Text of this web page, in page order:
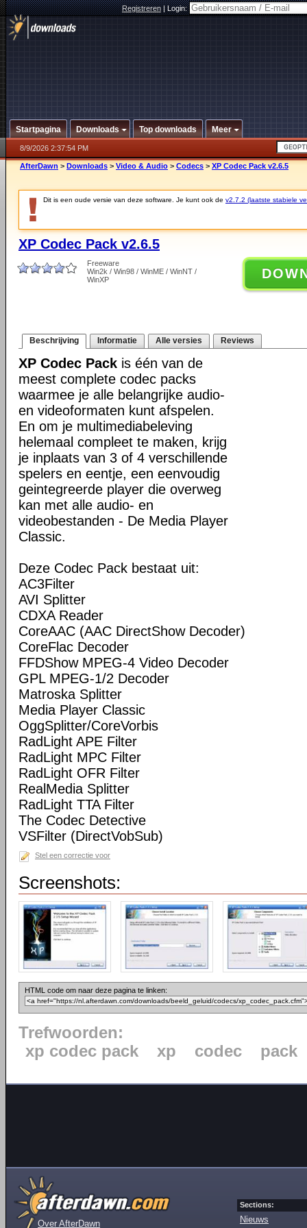
Registreren|Login:
Startpagina Downloads Top downloads Meer
8/9/2026 2:37:54 PM
AfterDawn > Downloads > Video & Audio > Codecs > XP Codec Pack v2.6.5
Dit is een oude versie van deze software. Je kunt ook de v2.7.2 (laatste stabiele
XP Codec Pack v2.6.5
Freeware
Win2k / Win98 / WinME / WinNT /
WinXP
Beschrijving Informatie Alle versies Reviews
XP Codec Pack is één van de
meest complete codec packs
waarmee je alle belangrijke audio-
en videoformaten kunt afspelen.
En om je multimediabeleving
helemaal compleet te maken, krijg
je inplaats van 3 of 4 verschillende
spelers en eentje, een eenvoudig
geintegreerde player die overweg
kan met alle audio- en
videobestanden - De Media Player
Classic.
Deze Codec Pack bestaat uit:
AC3Filter
AVI Splitter
CDXA Reader
CoreAAC (AAC DirectShow Decoder)
CoreFlac Decoder
FFDShow MPEG-4 Video Decoder
GPL MPEG-1/2 Decoder
Matroska Splitter
Media Player Classic
OggSplitter/CoreVorbis
RadLight APE Filter
RadLight MPC Filter
RadLight OFR Filter
RealMedia Splitter
RadLight TTA Filter
The Codec Detective
VSFilter (DirectVobSub)
Stel een correctie voor
Screenshots:
HTML code om naar deze pagina te linken:
Trefwoorden:
xp codec pack
xp codec pack
Over AfterDawn
Sections:
Nieuws